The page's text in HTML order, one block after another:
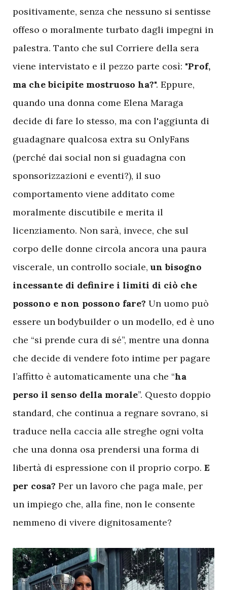
positivamente, senza che nessuno si sentisse
offeso o moralmente turbato dagli impegni in
palestra. Tanto che sul Corriere della sera
viene intervistato e il pezzo parte così: "Prof,
ma che bicipite mostruoso ha?". Eppure,
quando una donna come Elena Maraga
decide di fare lo stesso, ma con l'aggiunta di
guadagnare qualcosa extra su OnlyFans
(perché dai social non si guadagna con
sponsorizzazioni e eventi?), il suo
comportamento viene additato come
moralmente discutibile e merita il
licenziamento. Non sarà, invece, che sul
corpo delle donne circola ancora una paura
viscerale, un controllo sociale,un bisogno
incessante di definire i limiti di ciò che
possono e non possono fare? Un uomo può
essere un bodybuilder o un modello, ed è uno
che “si prende cura di sé”, mentre una donna
che decide di vendere foto intime per pagare
l’affitto è automaticamente una che “ha
perso il senso della morale”. Questo doppio
standard, che continua a regnare sovrano, si
traduce nella caccia alle streghe ogni volta
che una donna osa prendersi una forma di
libertà di espressione con il proprio corpo. E
per cosa? Per un lavoro che paga male, per
un impiego che, alla fine, non le consente
nemmeno di vivere dignitosamente?